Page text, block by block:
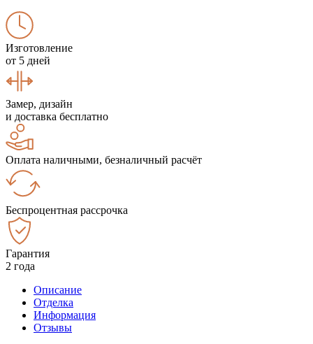
Изготовление
от 5 дней
Замер, дизайн
и доставка бесплатно
Оплата наличными, безналичный расчёт
Беспроцентная рассрочка
Гарантия
2 года
Описание
Отделка
Информация
Отзывы